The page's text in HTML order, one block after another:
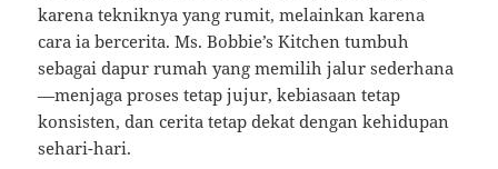
karena tekniknya yang rumit, melainkan karena
cara ia bercerita. Ms. Bobbie’s Kitchen tumbuh
sebagai dapur rumah yang memilih jalur sederhana
—menjaga proses tetap jujur, kebiasaan tetap
konsisten, dan cerita tetap dekat dengan kehidupan
sehari-hari.